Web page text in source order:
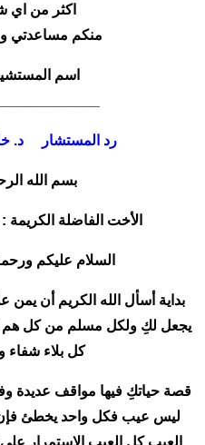
اكثر من اي
منكم مساعدتي
اسم
رد المستشار د.
بسم الله
الأخت الفاضلة
السلام عليكم
بداية أسأل الله الكريم أن يمن
يجعل لكِ ولكل مسلم من كل
كل بلاء شفاء
قصة حياتكِ فيها مواقف عديدة
ليس عيب فكل واحد يخطئ
العيب كل العيب الاستمرار